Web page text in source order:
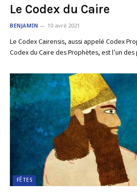
Le Codex du Caire
BENJAMIN 10 avril 2021
Le Codex Cairensis, aussi appelé Codex
Codex du Caire des Prophètes, est l’un
FÊTES